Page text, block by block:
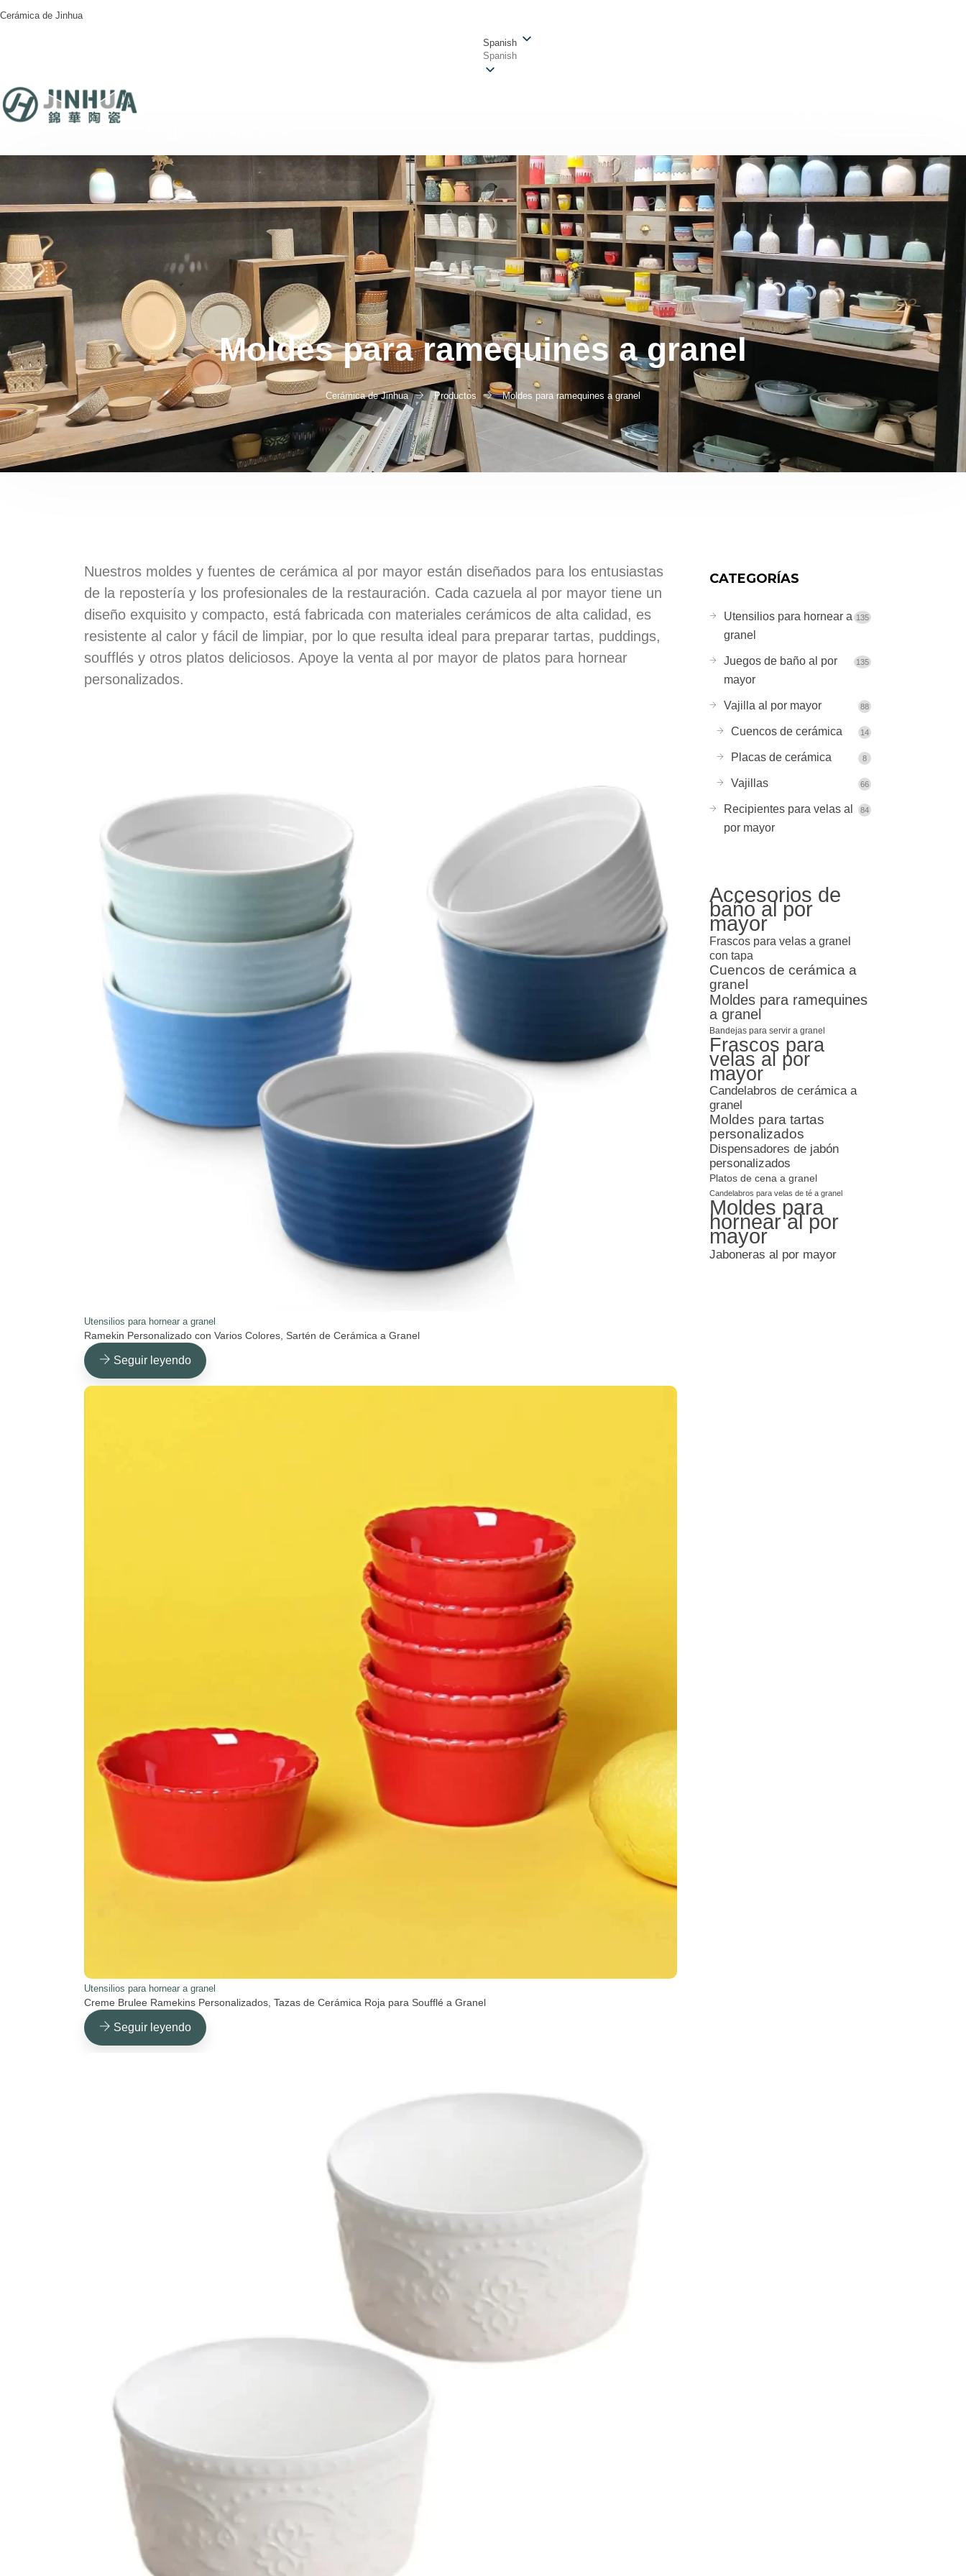
Cerámica de Jinhua
Spanish
Spanish
Moldes para ramequines a granel
Cerámica de Jinhua Productos Moldes para ramequines a granel
Nuestros moldes y fuentes de cerámica al por mayor están diseñados para los entusiastas
de la repostería y los profesionales de la restauración. Cada cazuela al por mayor tiene un
diseño exquisito y compacto, está fabricada con materiales cerámicos de alta calidad, es
resistente al calor y fácil de limpiar, por lo que resulta ideal para preparar tartas, puddings,
soufflés y otros platos deliciosos. Apoye la venta al por mayor de platos para hornear
personalizados.
Utensilios para hornear a granel
Ramekin Personalizado con Varios Colores, Sartén de Cerámica a Granel
Seguir leyendo
Utensilios para hornear a granel
Creme Brulee Ramekins Personalizados, Tazas de Cerámica Roja para Soufflé a Granel
Seguir leyendo
CATEGORÍAS
Utensilios para hornear a
granel
135
Juegos de baño al por
mayor
135
Vajilla al por mayor 88
Cuencos de cerámica 14
Placas de cerámica 8
Vajillas 66
Recipientes para velas al
por mayor
84
Accesorios de
baño al por
mayor
Frascos para velas a granel
con tapa
Cuencos de cerámica a
granel
Moldes para ramequines
a granel
Bandejas para servir a granel
Frascos para
velas al por
mayor
Candelabros de cerámica a
granel
Moldes para tartas
personalizados
Dispensadores de jabón
personalizados
Platos de cena a granel
Candelabros para velas de té a granel
Moldes para
hornear al por
mayor
Jaboneras al por mayor